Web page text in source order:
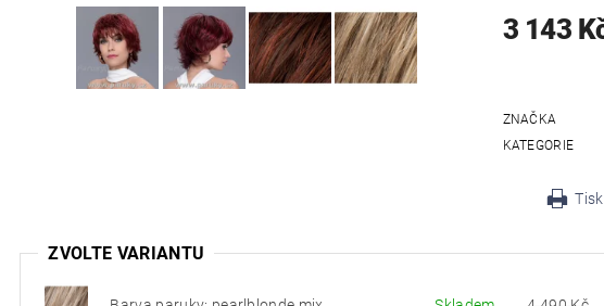
3 143
ZNAČKA
KATEGORIE
Tisk
ZVOLTE VARIANTU